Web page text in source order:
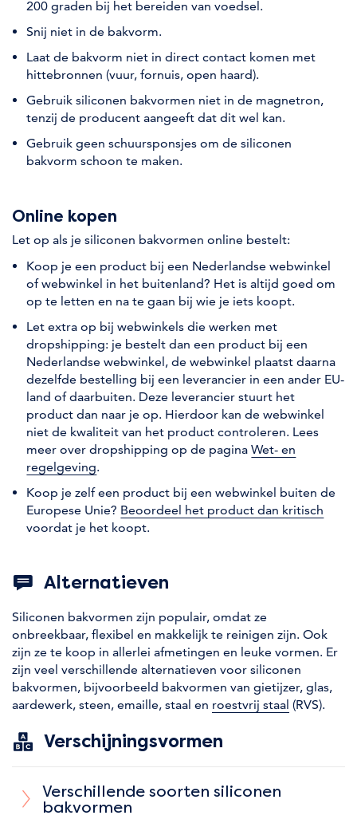
200 graden bij het bereiden van voedsel.
Snij niet in de bakvorm.
Laat de bakvorm niet in direct contact komen met
hittebronnen (vuur, fornuis, open haard).
Gebruik siliconen bakvormen niet in de magnetron,
tenzij de producent aangeeft dat dit wel kan.
Gebruik geen schuursponsjes om de siliconen
bakvorm schoon te maken.
Online kopen
Let op als je siliconen bakvormen online bestelt:
Koop je een product bij een Nederlandse webwinkel
of webwinkel in het buitenland? Het is altijd goed om
op te letten en na te gaan bij wie je iets koopt.
Let extra op bij webwinkels die werken met
dropshipping: je bestelt dan een product bij een
Nederlandse webwinkel, de webwinkel plaatst daarna
dezelfde bestelling bij een leverancier in een ander EU-
land of daarbuiten. Deze leverancier stuurt het
product dan naar je op. Hierdoor kan de webwinkel
niet de kwaliteit van het product controleren. Lees
meer over dropshipping op de paginaWet- en
regelgeving.
Koop je zelf een product bij een webwinkel buiten de
Europese Unie? Beoordeel het product dan kritisch
voordat je het koopt.
Alternatieven
Siliconen bakvormen zijn populair, omdat ze
onbreekbaar, flexibel en makkelijk te reinigen zijn. Ook
zijn ze te koop in allerlei afmetingen en leuke vormen. Er
zijn veel verschillende alternatieven voor siliconen
bakvormen, bijvoorbeeld bakvormen van gietijzer, glas,
aardewerk, steen, emaille, staal en roestvrij staal (RVS).
Verschijningsvormen
Verschillende soorten siliconen
bakvormen